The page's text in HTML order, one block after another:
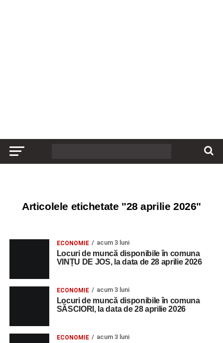
Articolele etichetate "28 aprilie 2026"
ECONOMIE acum 3 luni
Locuri de muncă disponibile în comuna
VINȚU DE JOS, la data de 28 aprilie 2026
ECONOMIE acum 3 luni
Locuri de muncă disponibile în comuna
SĂSCIORI, la data de 28 aprilie 2026
ECONOMIE acum 3 luni